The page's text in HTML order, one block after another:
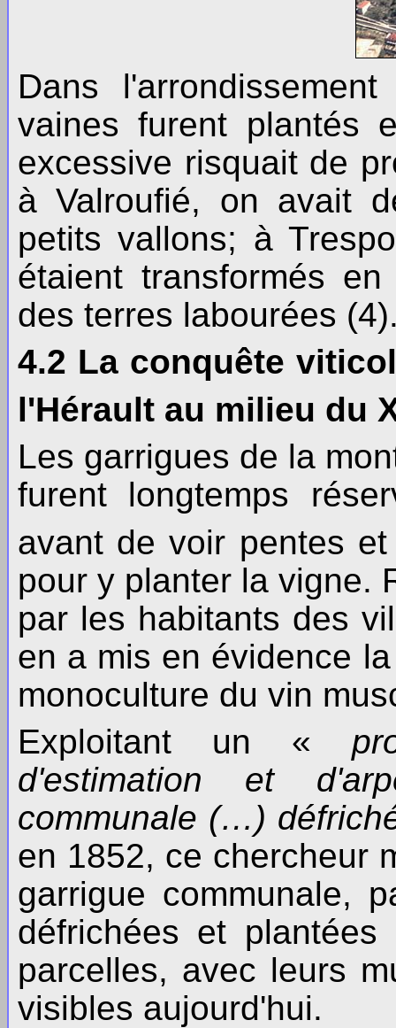
Dans
vaines furent plantés
excessive risquait de
à Valroufié, on avait
petits vallons; à
étaient transformés
des terres labourées
4.2 La conquête
l'Hérault au milieu du
Les garrigues de la
furent longtemps
avant de voir pentes
pour y planter la vigne.
par les habitants des
en a mis en évidence
monoculture du vin
Exploitant un «
d'estimation et
communale (…)
en 1852, ce chercheur
garrigue communale,
défrichées et
parcelles, avec leurs
visibles aujourd'hui.